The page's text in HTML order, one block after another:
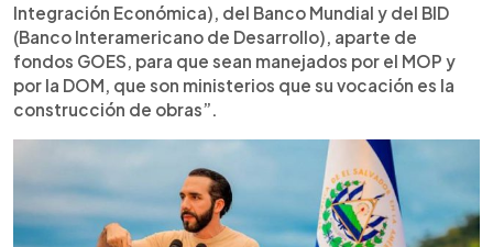
Integración Económica), del Banco Mundial y del BID
(Banco Interamericano de Desarrollo), aparte de
fondos GOES, para que sean manejados por el MOP y
por la DOM, que son ministerios que su vocación es la
construcción de obras”.